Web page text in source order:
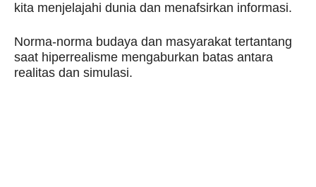
kita menjelajahi dunia dan menafsirkan informasi.
Norma-norma budaya dan masyarakat tertantang
saat hiperrealisme mengaburkan batas antara
realitas dan simulasi.